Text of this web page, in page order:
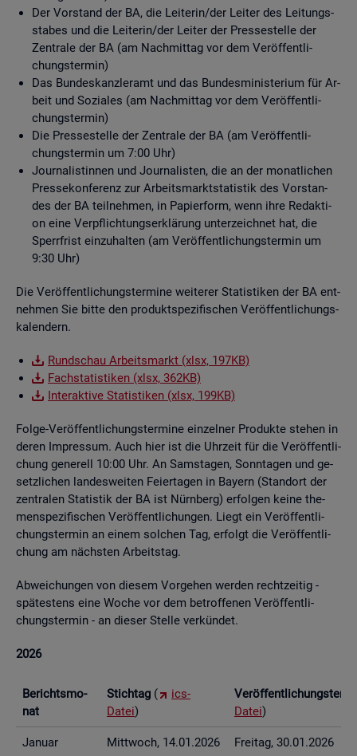
Der Vor­stand der BA, die Lei­te­rin/der Lei­ter des Lei­tungs­
sta­bes und die Lei­te­rin/der Lei­ter der Pres­se­stel­le der
Zen­tra­le der BA (am Nach­mit­tag vor dem Ver­öf­fent­li­
chungs­ter­min)
Das Bun­des­kanz­ler­amt und das Bun­des­mi­nis­te­ri­um für Ar­
beit und So­zia­les (am Nach­mit­tag vor dem Ver­öf­fent­li­
chungs­ter­min)
Die Pres­se­stel­le der Zen­tra­le der BA (am Ver­öf­fent­li­
chungs­ter­min um 7:00 Uhr)
Jour­na­lis­tin­nen und Jour­na­lis­ten, die an der mo­nat­li­chen
Pres­se­kon­fe­renz zur Ar­beits­markt­sta­tis­tik des Vor­stan­
des der BA teil­neh­men, in Pa­pier­form, wenn ihre Re­dak­ti­
on eine Ver­pflich­tungs­er­klä­rung un­ter­zeich­net hat, die
Sperr­frist ein­zu­hal­ten (am Ver­öf­fent­li­chungs­ter­min um
9:30 Uhr)
Die Ver­öf­fent­li­chungs­ter­mi­ne wei­te­rer Sta­tis­ti­ken der BA ent­
neh­men Sie bitte den pro­dukt­spe­zi­fi­schen Ver­öf­fent­li­chungs­
ka­len­dern.
Rund­schau Ar­beits­markt (xlsx, 197KB)
Fach­sta­tis­ti­ken (xlsx, 362KB)
In­ter­ak­ti­ve Sta­tis­ti­ken (xlsx, 199KB)
Folge-Ver­öf­fent­li­chungs­ter­mi­ne ein­zel­ner Pro­duk­te ste­hen in
deren Im­pres­sum. Auch hier ist die Uhr­zeit für die Ver­öf­fent­li­
chung ge­ne­rell 10:00 Uhr. An Sams­ta­gen, Sonn­ta­gen und ge­
setz­li­chen lan­des­wei­ten Fei­er­ta­gen in Bay­ern (Stand­ort der
zen­tra­len Sta­tis­tik der BA ist Nürn­berg) er­fol­gen keine the­
men­spe­zi­fi­schen Ver­öf­fent­li­chun­gen. Liegt ein Ver­öf­fent­li­
chungs­ter­min an einem sol­chen Tag, er­folgt die Ver­öf­fent­li­
chung am nächs­ten Ar­beits­tag.
Ab­wei­chun­gen von die­sem Vor­ge­hen wer­den recht­zei­tig -
spä­tes­tens eine Woche vor dem be­trof­fe­nen Ver­öf­fent­li­
chungs­ter­min - an die­ser Stel­le ver­kün­det.
2026
Be­richts­mo­
nat
Stich­tag (
ics-
Datei)
Datei)
Ja­nu­ar Mitt­woch, 14.01.2026 Frei­tag, 30.01.2026